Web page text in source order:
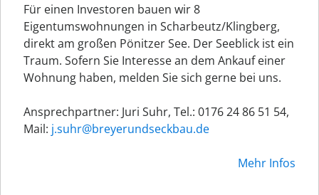
Für einen Investoren bauen wir 8
Eigentumswohnungen in Scharbeutz/Klingberg,
direkt am großen Pönitzer See. Der Seeblick ist ein
Traum. Sofern Sie Interesse an dem Ankauf einer
Wohnung haben, melden Sie sich gerne bei uns.
Ansprechpartner: Juri Suhr, Tel.: 0176 24 86 51 54,
Mail: j.suhr@breyerundseckbau.de
Mehr Infos